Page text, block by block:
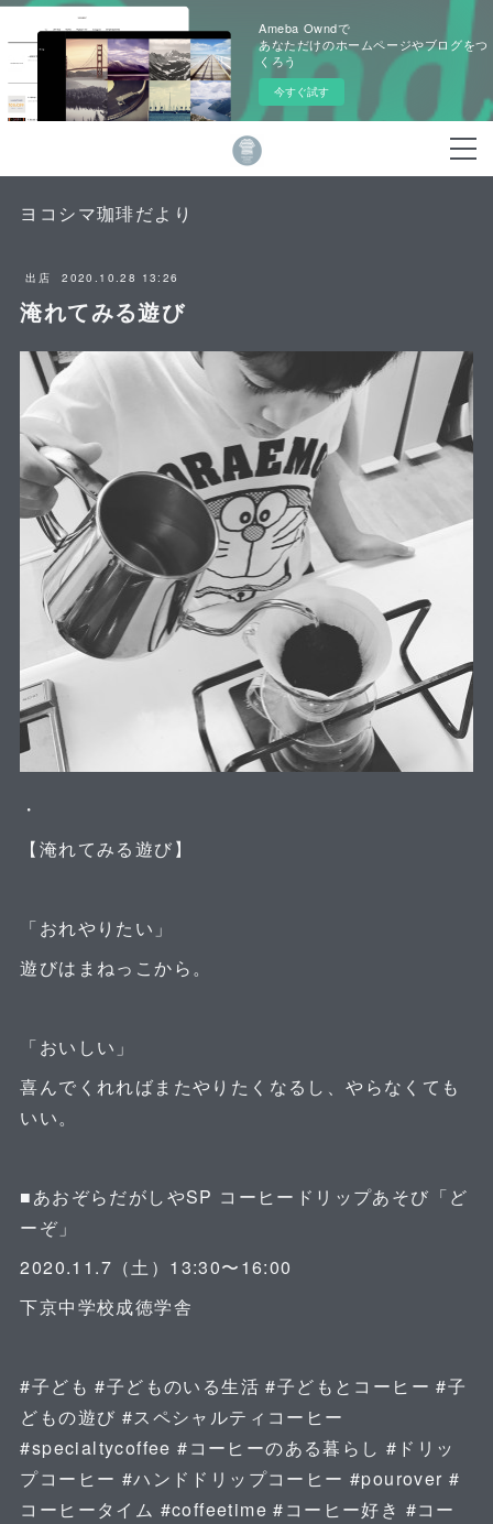
Ameba Owndで
あなただけのホームページやブログをつ
くろう
今すぐ試す
ヨコシマ珈琲だより
出店 2020.10.28 13:26
淹れてみる遊び
・
【淹れてみる遊び】
「おれやりたい」
遊びはまねっこから。
「おいしい」
喜んでくれればまたやりたくなるし、やらなくても
いい。
■あおぞらだがしやSP コーヒードリップあそび「ど
ーぞ」
2020.11.7（土）13:30〜16:00
下京中学校成徳学舎
#子ども #子どものいる生活 #子どもとコーヒー #子
どもの遊び #スペシャルティコーヒー
#specialtycoffee #コーヒーのある暮らし #ドリッ
プコーヒー #ハンドドリップコーヒー #pourover #
コーヒータイム #coffeetime #コーヒー好き #コー